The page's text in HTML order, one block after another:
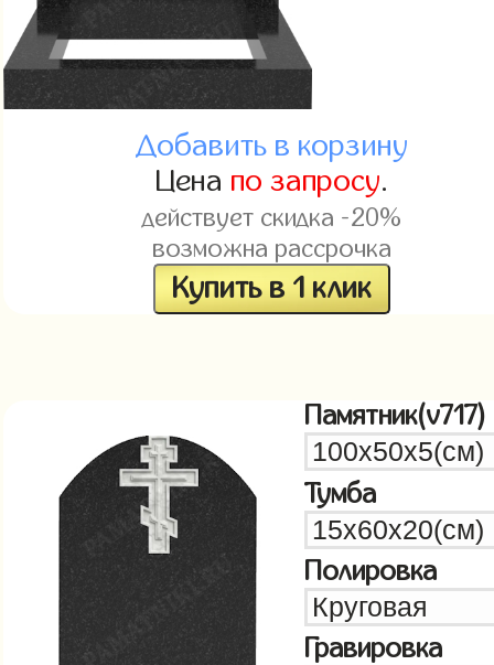
Добавить в корзину
Цена по запросу.
действует скидка -20%
возможна рассрочка
Купить в 1 клик
Памятник(v717)
Тумба
Полировка
Гравировка